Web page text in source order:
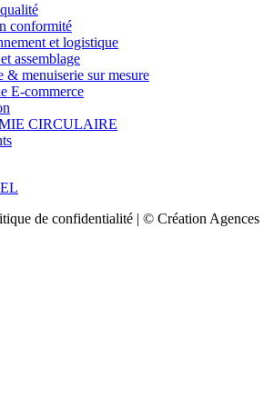
conformité
et logistique
assemblage
& menuiserie sur mesure
E-commerce
CIRCULAIRE
de confidentialité | © Création Agences